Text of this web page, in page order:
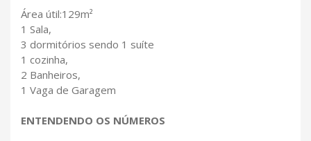
Área útil:129m²
1 Sala,
3 dormitórios sendo 1 suíte
1 cozinha,
2 Banheiros,
1 Vaga de Garagem
ENTENDENDO OS NÚMEROS